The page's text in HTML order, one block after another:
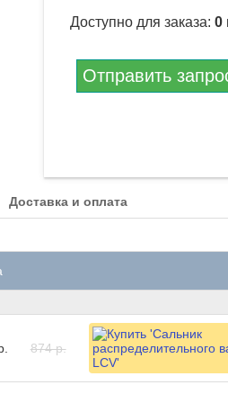
Доступно для заказа:0
Отправить
Доставка и оплата
874 р.